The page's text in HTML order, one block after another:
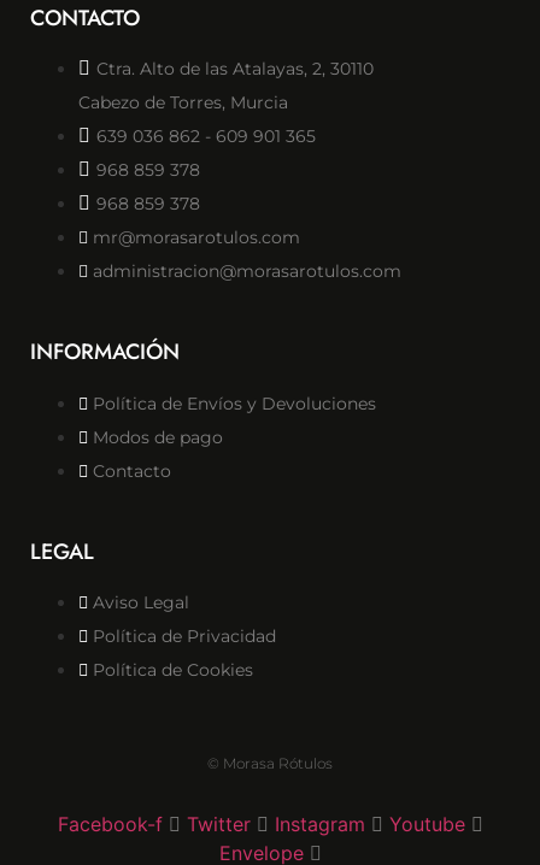
CONTACTO
Ctra. Alto de las Atalayas, 2, 30110
Cabezo de Torres, Murcia
639 036 862 - 609 901 365
968 859 378
968 859 378
mr@morasarotulos.com
administracion@morasarotulos.com
INFORMACIÓN
Política de Envíos y Devoluciones
Modos de pago
Contacto
LEGAL
Aviso Legal
Política de Privacidad
Política de Cookies
© Morasa Rótulos
Facebook-f Twitter Instagram
Youtube
Envelope